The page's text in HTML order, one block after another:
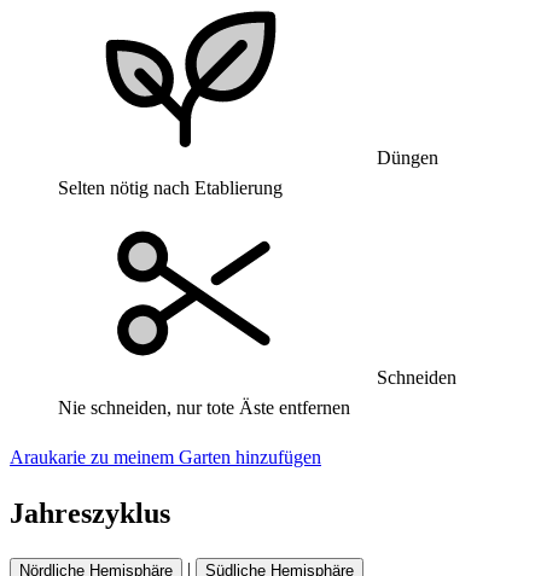
Düngen
Selten nötig nach Etablierung
Schneiden
Nie schneiden, nur tote Äste entfernen
Araukarie zu meinem Garten hinzufügen
Jahreszyklus
Nördliche Hemisphäre | Südliche Hemisphäre